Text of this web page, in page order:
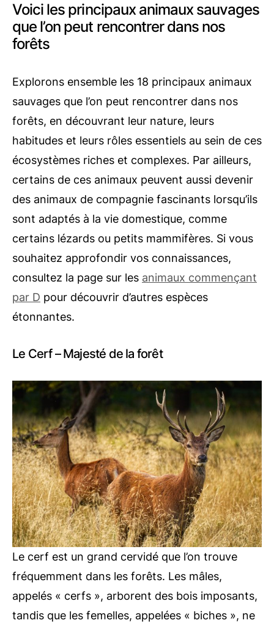
Voici les principaux animaux sauvages
que l’on peut rencontrer dans nos
forêts
Explorons ensemble les 18 principaux animaux
sauvages que l’on peut rencontrer dans nos
forêts, en découvrant leur nature, leurs
habitudes et leurs rôles essentiels au sein de ces
écosystèmes riches et complexes. Par ailleurs,
certains de ces animaux peuvent aussi devenir
des animaux de compagnie fascinants lorsqu’ils
sont adaptés à la vie domestique, comme
certains lézards ou petits mammifères. Si vous
souhaitez approfondir vos connaissances,
consultez la page sur les animaux commençant
par D pour découvrir d’autres espèces
étonnantes.
Le Cerf – Majesté de la forêt
Le cerf est un grand cervidé que l’on trouve
fréquemment dans les forêts. Les mâles,
appelés « cerfs », arborent des bois imposants,
tandis que les femelles, appelées « biches », ne